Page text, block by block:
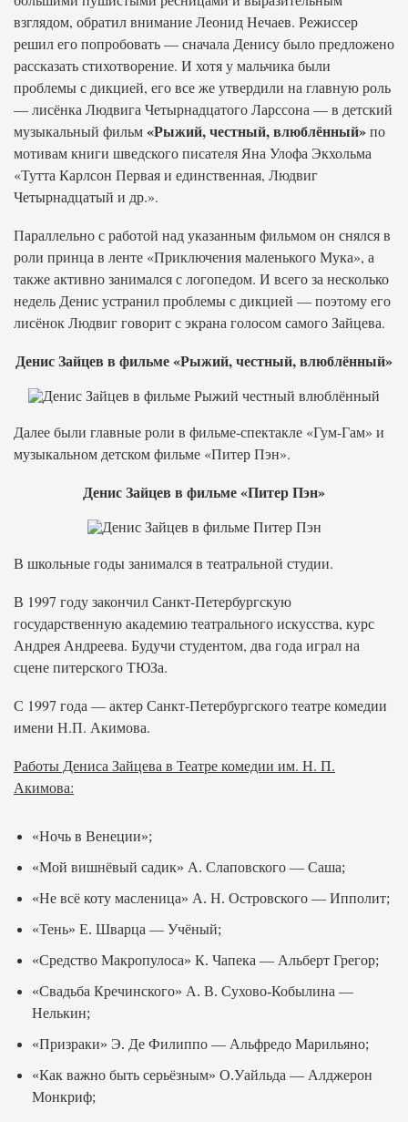
взглядом, обратил внимание Леонид Нечаев. Режиссер
решил его попробовать — сначала Денису было предложено
рассказать стихотворение. И хотя у мальчика были
проблемы с дикцией, его все же утвердили на главную роль
— лисёнка Людвига Четырнадцатого Ларссона — в детский
музыкальный фильм«Рыжий, честный, влюблённый»по
мотивам книги шведского писателя Яна Улофа Экхольма
«Тутта Карлсон Первая и единственная, Людвиг
Четырнадцатый и др.».
Параллельно с работой над указанным фильмом он снялся в
роли принца в ленте «Приключения маленького Мука», а
также активно занимался с логопедом. И всего за несколько
недель Денис устранил проблемы с дикцией — поэтому его
лисёнок Людвиг говорит с экрана голосом самого Зайцева.
Денис Зайцев в фильме «Рыжий, честный, влюблённый»
Далее были главные роли в фильме-спектакле «Гум-Гам» и
музыкальном детском фильме «Питер Пэн».
Денис Зайцев в фильме «Питер Пэн»
В школьные годы занимался в театральной студии.
В 1997 году закончил Санкт-Петербургскую
государственную академию театрального искусства, курс
Андрея Андреева. Будучи студентом, два года играл на
сцене питерского ТЮЗа.
С 1997 года — актер Санкт-Петербургского театре комедии
имени Н.П. Акимова.
Работы Дениса Зайцева в Театре комедии им. Н. П.
Акимова:
«Ночь в Венеции»;
«Мой вишнёвый садик» А. Слаповского — Саша;
«Не всё коту масленица» А. Н. Островского — Ипполит;
«Тень» Е. Шварца — Учёный;
«Средство Макропулоса» К. Чапека — Альберт Грегор;
«Свадьба Кречинского» А. В. Сухово-Кобылина —
Нелькин;
«Призраки» Э. Де Филиппо — Альфредо Марильяно;
«Как важно быть серьёзным» О.Уайльда — Алджерон
Монкриф;